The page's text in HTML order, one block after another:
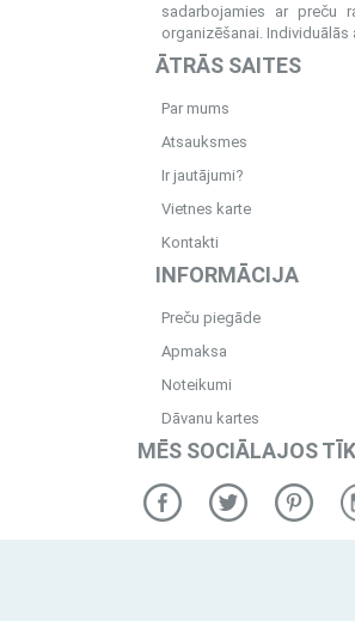
sadarbojamies ar preču
organizēšanai.
ĀTRĀS SAITES
Par mums
Atsauksmes
Ir jautājumi?
Vietnes karte
Kontakti
INFORMĀCIJA
Preču piegāde
Apmaksa
Noteikumi
Dāvanu kartes
MĒS SOCIĀLAJOS